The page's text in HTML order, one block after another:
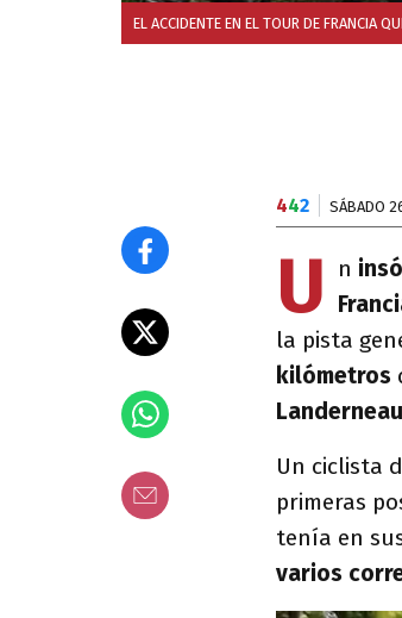
EL ACCIDENTE EN EL TOUR DE FRANCIA
442 SÁBADO
U n
la pista
kilómetros
Landerneau
Un ciclista
primeras
tenía en
varios